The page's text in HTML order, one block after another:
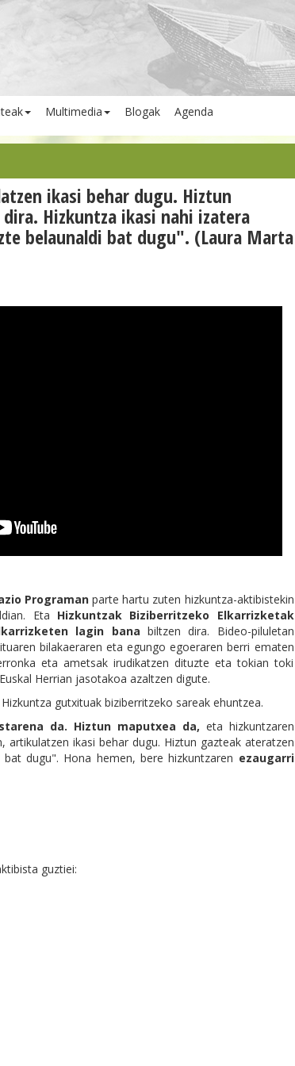
Multimedia Blogak Agenda
ikasi behar dugu. Hiztun
Hizkuntza ikasi nahi izatera
belaunaldi bat dugu". (Laura Marta
Programan parte hartu zuten hizkuntza-aktibistekin
Eta Hizkuntzak Biziberritzeko Elkarrizketak
lagin bana biltzen dira. Bideo-piluletan
bilakaeraren eta egungo egoeraren berri ematen
eta ametsak irudikatzen dituzte eta tokian toki
Herrian jasotakoa azaltzen digute.
gutxituak biziberritzeko sareak ehuntzea.
da. Hiztun maputxea da, eta hizkuntzaren
ikasi behar dugu. Hiztun gazteak ateratzen
dugu". Hona hemen, bere hizkuntzaren ezaugarri
guztiei: